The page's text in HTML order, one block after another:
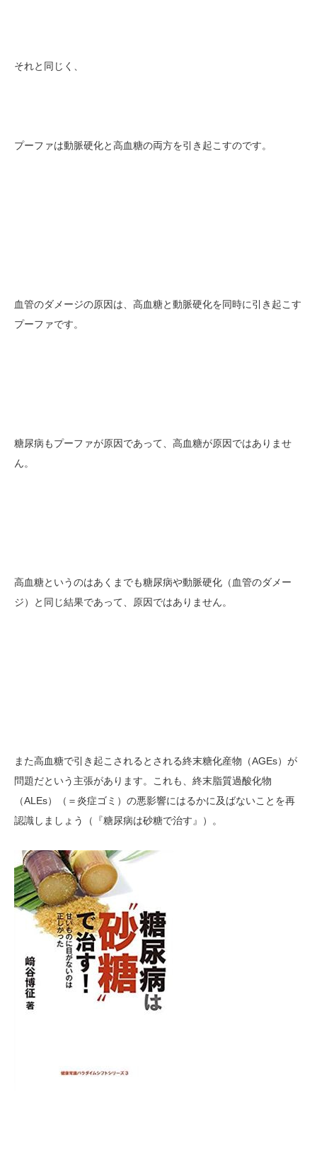
それと同じく、
プーファは動脈硬化と高血糖の両方を引き起こすのです。
血管のダメージの原因は、高血糖と動脈硬化を同時に引き起こす
プーファです。
糖尿病もプーファが原因であって、高血糖が原因ではありませ
ん。
高血糖というのはあくまでも糖尿病や動脈硬化（血管のダメー
ジ）と同じ結果であって、原因ではありません。
また高血糖で引き起こされるとされる終末糖化産物（AGEs）が
問題だという主張があります。これも、終末脂質過酸化物
（ALEs）（＝炎症ゴミ）の悪影響にはるかに及ばないことを再
認識しましょう（『糖尿病は砂糖で治す』）。